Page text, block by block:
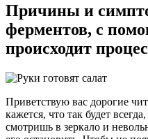
Причины и
ферментов, с
происходит
Приветствую вас дорогие
кажется, что так будет
смотришь в зеркало и